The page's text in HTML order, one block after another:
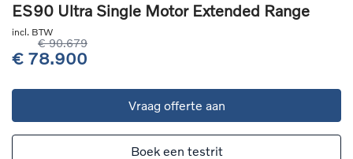
ES90 Ultra Single Motor Extended Range
incl. BTW
€ 90.679
€ 78.900
Vraag offerte aan
Boek een testrit